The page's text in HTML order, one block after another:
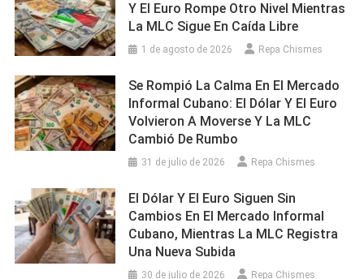
Y El Euro Rompe Otro Nivel Mientras
La MLC Sigue En Caída Libre
1 de agosto de 2026 Repa Chismes
Se Rompió La Calma En El Mercado
Informal Cubano: El Dólar Y El Euro
Volvieron A Moverse Y La MLC
Cambió De Rumbo
31 de julio de 2026 Repa Chismes
El Dólar Y El Euro Siguen Sin
Cambios En El Mercado Informal
Cubano, Mientras La MLC Registra
Una Nueva Subida
30 de julio de 2026 Repa Chismes